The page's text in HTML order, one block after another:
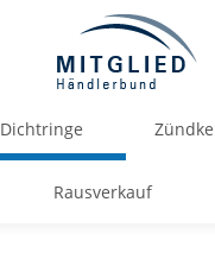
Dichtringe
Rausverkauf